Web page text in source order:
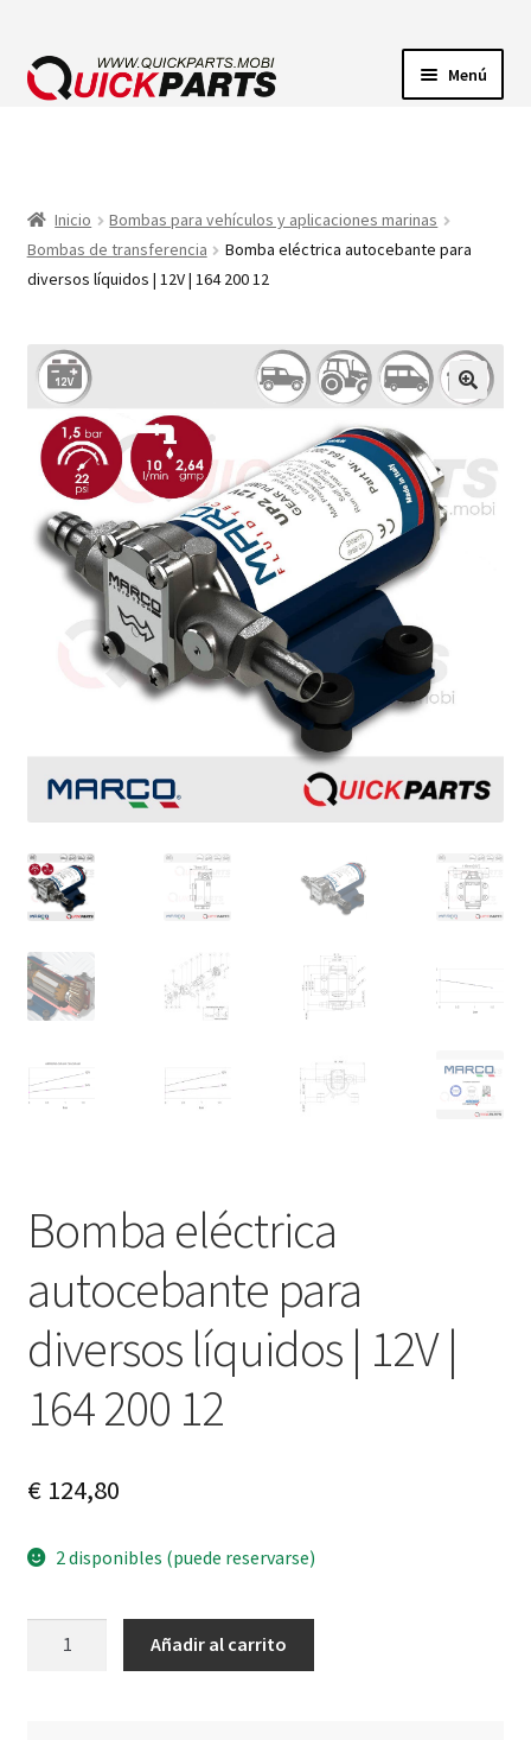
Menú
BOMBAS
Inicio
Bombas para vehículos y aplicaciones marinas
Bombas de transferencia
Bomba eléctrica autocebante para
diversos líquidos | 12V | 164 200 12
Bomba eléctrica
autocebante para
diversos líquidos | 12V |
164 200 12
€124,80
2 disponibles (puede reservarse)
Añadir al carrito